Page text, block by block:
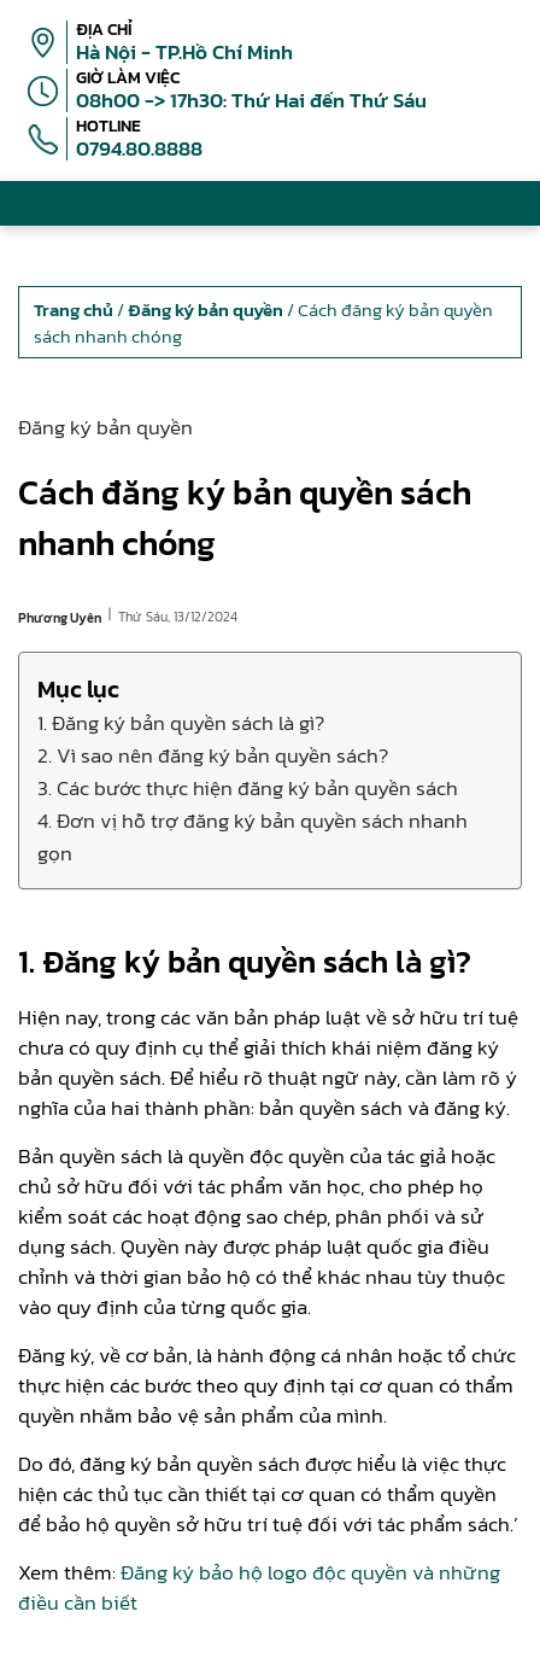
ĐỊA CHỈ
Hà Nội - TP.Hồ Chí Minh
GIỜ LÀM VIỆC
08h00 -> 17h30: Thứ Hai đến Thứ Sáu
HOTLINE
0794.80.8888
Trang chủ /Đăng ký bản quyền / Cách đăng ký bản quyền
sách nhanh chóng
Đăng ký bản quyền
Cách đăng ký bản quyền sách
nhanh chóng
Phương Uyên | Thứ Sáu, 13/12/2024
Mục lục
1. Đăng ký bản quyền sách là gì?
2. Vì sao nên đăng ký bản quyền sách?
3. Các bước thực hiện đăng ký bản quyền sách
4. Đơn vị hỗ trợ đăng ký bản quyền sách nhanh
gọn
1. Đăng ký bản quyền sách là gì?
Hiện nay, trong các văn bản pháp luật về sở hữu trí tuệ
chưa có quy định cụ thể giải thích khái niệm đăng ký
bản quyền sách. Để hiểu rõ thuật ngữ này, cần làm rõ ý
nghĩa của hai thành phần: bản quyền sách và đăng ký.
Bản quyền sách là quyền độc quyền của tác giả hoặc
chủ sở hữu đối với tác phẩm văn học, cho phép họ
kiểm soát các hoạt động sao chép, phân phối và sử
dụng sách. Quyền này được pháp luật quốc gia điều
chỉnh và thời gian bảo hộ có thể khác nhau tùy thuộc
vào quy định của từng quốc gia.
Đăng ký, về cơ bản, là hành động cá nhân hoặc tổ chức
thực hiện các bước theo quy định tại cơ quan có thẩm
quyền nhằm bảo vệ sản phẩm của mình.
Do đó, đăng ký bản quyền sách được hiểu là việc thực
hiện các thủ tục cần thiết tại cơ quan có thẩm quyền
để bảo hộ quyền sở hữu trí tuệ đối với tác phẩm sách.’
Xem thêm:Đăng ký bảo hộ logo độc quyền và những
điều cần biết